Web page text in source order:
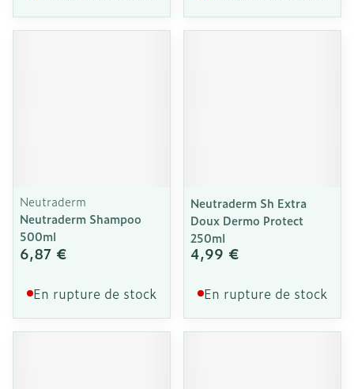
Neutraderm
Neutraderm Shampoo
500ml
6,87 €
En rupture de stock
Neutraderm Sh Extra
Doux Dermo Protect
250ml
4,99 €
En rupture de stock